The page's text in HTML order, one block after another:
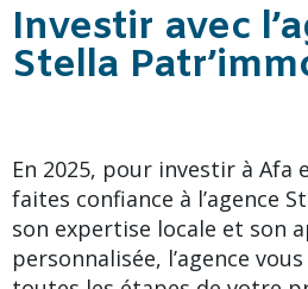
Investir avec
Stella
En 2025, pour investir à Afa
faites confiance à l’agence
son expertise locale et son
personnalisée, l’agence